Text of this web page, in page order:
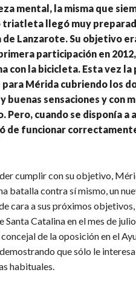
mental, la misma que
llegó muy
Lanzarote. Su objetivo
participación en
con la bicicleta. Esta vez
Mérida cubriendo los
buenas sensaciones y con
Pero, cuando se disponía
de funcionar
cumplir con su objetivo,
batalla contra sí mismo, un
cara a sus próximos
Santa Catalina en el mes de
de la oposición en el
que sólo le
habituales.